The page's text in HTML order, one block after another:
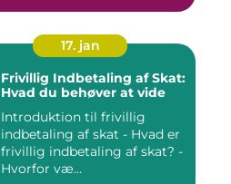
17. jan
Frivillig Indbetaling af Skat:
Hvad du behøver at vide
Introduktion til frivillig
indbetaling af skat - Hvad er
frivillig indbetaling af skat? -
Hvorfor væ...